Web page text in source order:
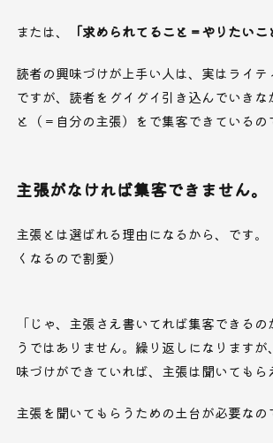
または、 「求められてること＝やりたいこ
読者の興味づけが上手い人は、実はライテ
ですが、読者をグイグイ引き込んでいきな
と（＝自分の主張）をで集客できているの
主張がなければ集客できません。
主張とは選ばれる理由になるから、です
くなるので割愛）
「じゃ、主張さえ書いてれば集客できる
うではありません。繰り返しになります
味づけができていれば、主張は聞いてもら
主張を聞いてもらうための土台が必要なの